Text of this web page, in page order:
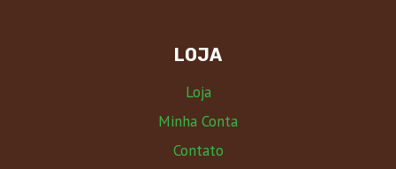
LOJA
Loja
Minha Conta
Contato